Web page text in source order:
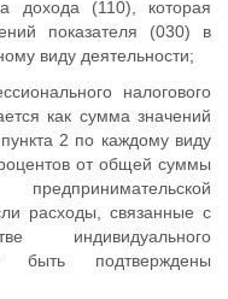
дохода (110), которая
показателя (030) в
виду деятельности;
налогового
как сумма значений
2 по каждому виду
от общей суммы
расходы, связанные с
индивидуального
быть подтверждены